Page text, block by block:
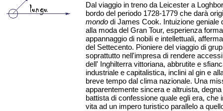
Dal viaggio in treno da Leicester a
bordo del periodo 1728-1779 che darà
mondo di James Cook. Intuizione geniale
alla moda del Gran Tour, esperienza
appannaggio di nobili e intellettuali,
del Settecento. Pioniere del viaggio di
soprattutto nell'impresa di rendere
dell' Inghilterra vittoriana, abbrutite e
industriale e capitalistica, inclini al gin e
breve tempo dal clima nazionale. Una
apparentemente sincera e altruista,
battista di confessione quale egli era, che
vita ad un impero turistico parallelo a